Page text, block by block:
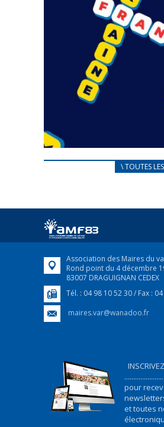
CARNET D’ACCUEIL
Afin d’accompagner au mieux
FEUILLETER
\ TOUTES
Association des Maires du
Rond point du 4 décembre
83007 DRAGUIGNAN CEDEX
Tél. : 04 98 10 52 30 / Fax :
maires.var@wanadoo.fr
pour
et toutes